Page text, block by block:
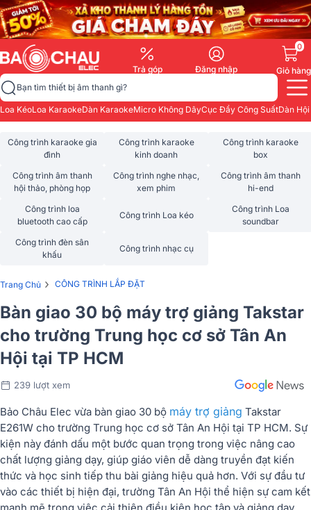
Trả góp Đăng nhập
0
Giỏ hàng
Bạn tìm thiết bị âm thanh gì?
Loa KéoLoa KaraokeDàn KaraokeMicro Không DâyCục Đẩy Công SuấtDàn
Công trình karaoke gia
đình
Công trình karaoke
kinh doanh
Công trình karaoke
box
Công trình âm thanh
hội thảo, phòng họp
Công trình nghe nhạc,
xem phim
Công trình âm thanh
hi-end
Công trình loa
bluetooth cao cấp
Công trình Loa kéo
Công trình Loa
soundbar
Công trình đèn sân
khấu
Công trình nhạc cụ
Trang Chủ › CÔNG TRÌNH LẮP ĐẶT
Bàn giao 30 bộ máy trợ giảng Takstar
cho trường Trung học cơ sở Tân An
Hội tại TP HCM
239 lượt xem
Bảo Châu Elec vừa bàn giao 30 bộ máy trợ giảng Takstar
E261W cho trường Trung học cơ sở Tân An Hội tại TP HCM. Sự
kiện này đánh dấu một bước quan trọng trong việc nâng cao
chất lượng giảng dạy, giúp giáo viên dễ dàng truyền đạt kiến
thức và học sinh tiếp thu bài giảng hiệu quả hơn. Với sự đầu tư
vào các thiết bị hiện đại, trường Tân An Hội thể hiện sự cam kết
mạnh mẽ trong việc cải thiện điều kiện học tập và giảng dạy.